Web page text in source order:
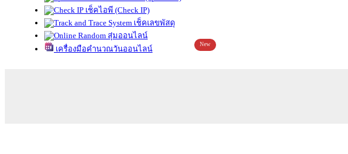
เช็คไอพี (Check IP)
เช็คเลขพัสดุ
สุ่มออนไลน์
เครื่องมือคำนวณวันออนไลน์
New